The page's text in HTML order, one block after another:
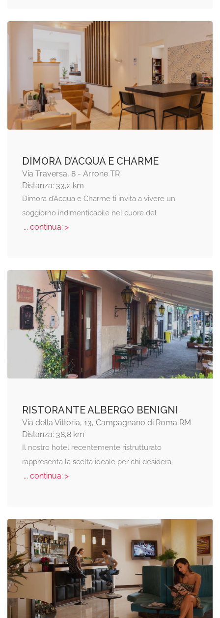
DIMORA D’ACQUA E CHARME
Via Traversa, 8 - Arrone TR
Distanza: 33,2 km
Dimora d’Acqua e Charme ti invita a vivere un
soggiorno indimenticabile nel cuore del
... continua: >
RISTORANTE ALBERGO BENIGNI
Via della Vittoria, 13, Campagnano di Roma RM
Distanza: 38,8 km
Il nostro hotel recentemente ristrutturato
rappresenta la scelta ideale per chi desidera
... continua: >